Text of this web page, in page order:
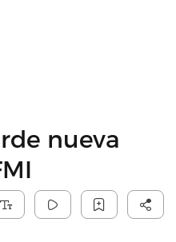
nueva